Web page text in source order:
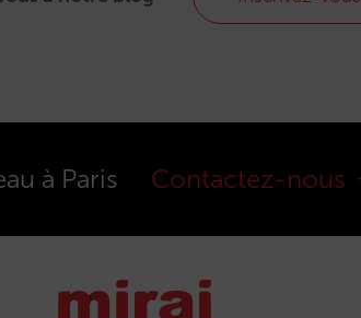
à Paris Contactez-nous